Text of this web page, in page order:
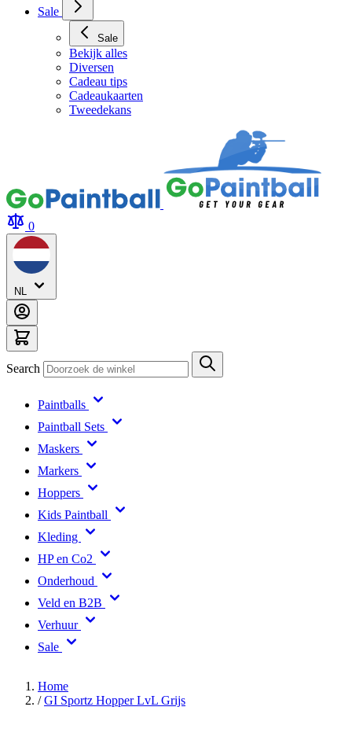
Archery Tag Verhuur
Sale
Bekijk alles
Diversen
Cadeau tips
Cadeaukaarten
NL
Paintballs
Paintball Sets
Maskers
Markers
Hoppers
Kids Paintball
Kleding
HP en Co2
Onderhoud
Veld en B2B
Verhuur
Home